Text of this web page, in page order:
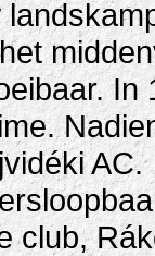
AC.
club,